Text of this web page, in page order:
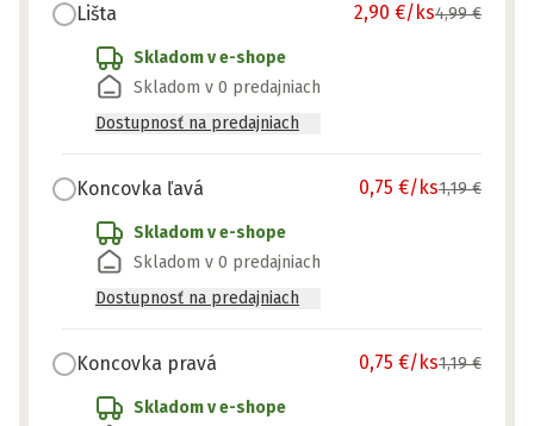
Lišta 2,90 €/ks4,99 €
Skladom v e-shope
Skladom v 0 predajniach
Dostupnosť na predajniach
Koncovka ľavá 0,75 €/ks1,19 €
Skladom v e-shope
Skladom v 0 predajniach
Dostupnosť na predajniach
Koncovka pravá 0,75 €/ks1,19 €
Skladom v e-shope